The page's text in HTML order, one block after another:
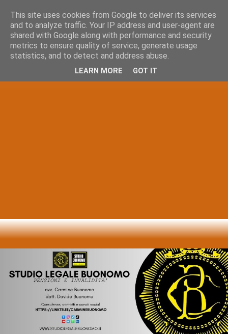
This site uses cookies from Google to deliver its services
and to analyze traffic. Your IP address and user-agent are
shared with Google along with performance and security
metrics to ensure quality of service, generate usage
statistics, and to detect and address abuse.
LEARN MORE GOT IT